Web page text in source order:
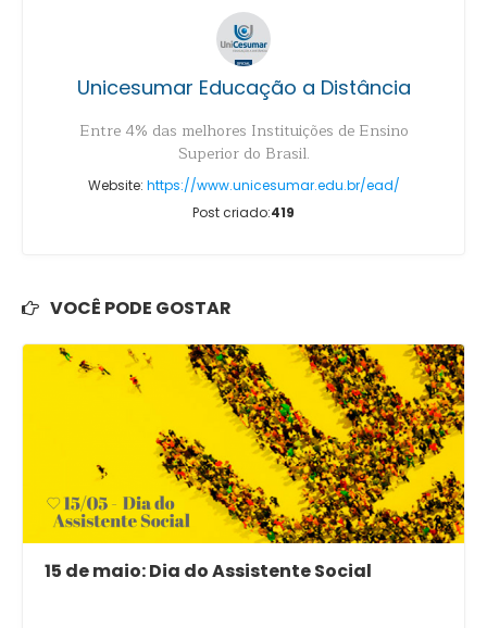
Unicesumar Educação a Distância
Entre 4% das melhores Instituições de Ensino
Superior do Brasil.
Website: https://www.unicesumar.edu.br/ead/
Post criado:419
VOCÊ PODE GOSTAR
15 de maio: Dia do Assistente Social